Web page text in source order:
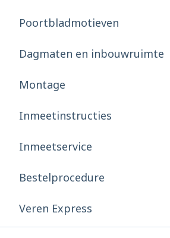
Poortbladmotieven
Dagmaten en inbouwruimte
Montage
Inmeetinstructies
Inmeetservice
Bestelprocedure
Veren Express